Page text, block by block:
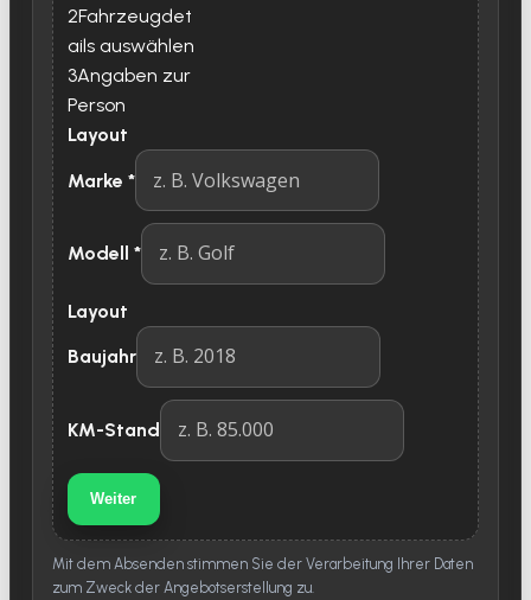
2Fahrzeugdet
ails auswählen
3Angaben zur
Person
Layout
Marke *
Modell *
Layout
Baujahr
KM-Stand
Weiter
Mit dem Absenden stimmen Sie der Verarbeitung Ihrer Daten
zum Zweck der Angebotserstellung zu.